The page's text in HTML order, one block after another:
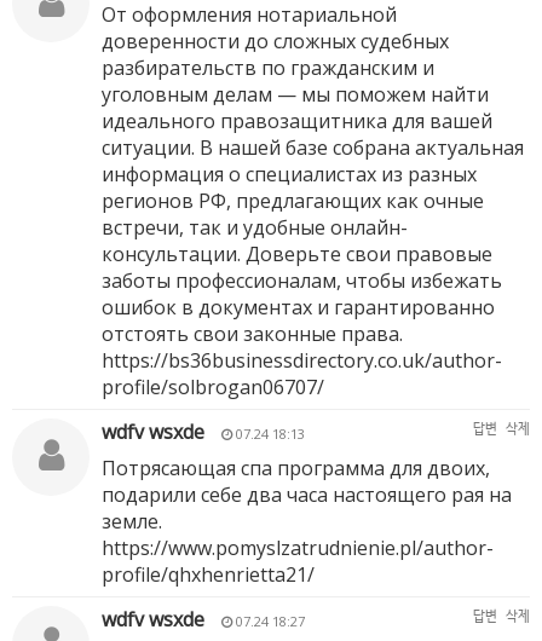
От оформления нотариальной
доверенности до сложных судебных
разбирательств по гражданским и
уголовным делам — мы поможем найти
идеального правозащитника для вашей
ситуации. В нашей базе собрана актуальная
информация о специалистах из разных
регионов РФ, предлагающих как очные
встречи, так и удобные онлайн-
консультации. Доверьте свои правовые
заботы профессионалам, чтобы избежать
ошибок в документах и гарантированно
отстоять свои законные права.
https://bs36businessdirectory.co.uk/author-
profile/solbrogan06707/
wdfv wsxde
07.24 18:13 답변 삭제
Потрясающая спа программа для двоих,
подарили себе два часа настоящего рая на
земле.
https://www.pomyslzatrudnienie.pl/author-
profile/qhxhenrietta21/
wdfv wsxde
07.24 18:27 답변 삭제